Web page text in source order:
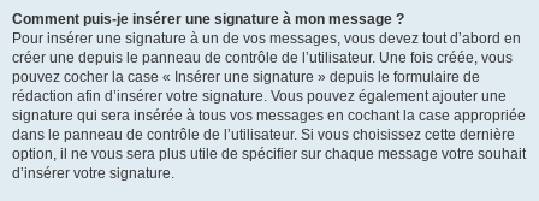
Comment puis-je insérer une signature à mon message ?
Pour insérer une signature à un de vos messages, vous devez tout d’abord en
créer une depuis le panneau de contrôle de l’utilisateur. Une fois créée, vous
pouvez cocher la case « Insérer une signature » depuis le formulaire de
rédaction afin d’insérer votre signature. Vous pouvez également ajouter une
signature qui sera insérée à tous vos messages en cochant la case appropriée
dans le panneau de contrôle de l’utilisateur. Si vous choisissez cette dernière
option, il ne vous sera plus utile de spécifier sur chaque message votre souhait
d’insérer votre signature.